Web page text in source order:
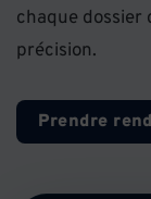
chaque dossier
précision.
Prendre